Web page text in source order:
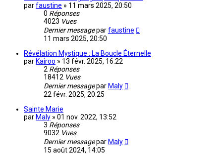
parfaustine » 11 mars 2025, 20:50
0 Réponses
4023 Vues
Dernier messageparfaustine
11 mars 2025, 20:50
Révélation Mystique : La Boucle Éternelle
par Kairoo » 13 févr. 2025, 16:22
2 Réponses
18412 Vues
Dernier messagepar Maly
22 févr. 2025, 20:25
Sainte Marie
par Maly » 01 nov. 2022, 13:52
3 Réponses
9032 Vues
Dernier messagepar Maly
15 août 2024, 14:05